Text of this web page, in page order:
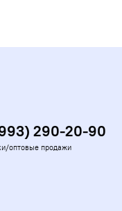
290-20-90
оптовые продажи